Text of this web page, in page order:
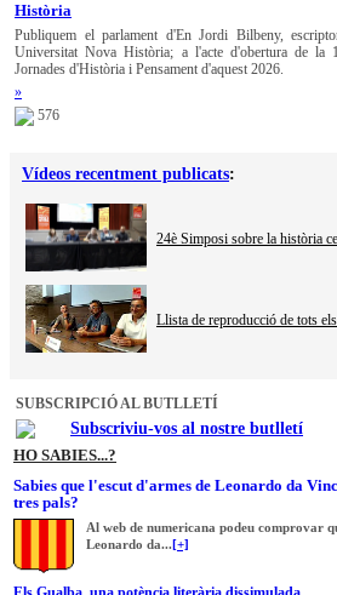
Història
Publiquem el parlament d'En Jordi Bilbeny,
Universitat Nova Història; a l'acte d'obertura de la
Jornades d'Història i Pensament d'aquest 2026.
»
576
Vídeos recentment publicats:
24è Simposi sobre la història
Llista de reproducció de tots
SUBSCRIPCIÓ AL BUTLLETÍ
Subscriviu-vos al nostre butlletí
HO SABIES...?
Sabies que l'escut d'armes de Leonardo da
tres pals?
Al web de numericana podeu comprovar
Leonardo da...[+]